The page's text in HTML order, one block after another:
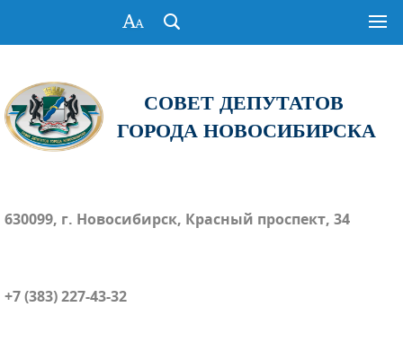
СОВЕТ ДЕПУТАТОВ
ГОРОДА НОВОСИБИРСКА
630099, г. Новосибирск, Красный проспект, 34
+7 (383) 227-43-32